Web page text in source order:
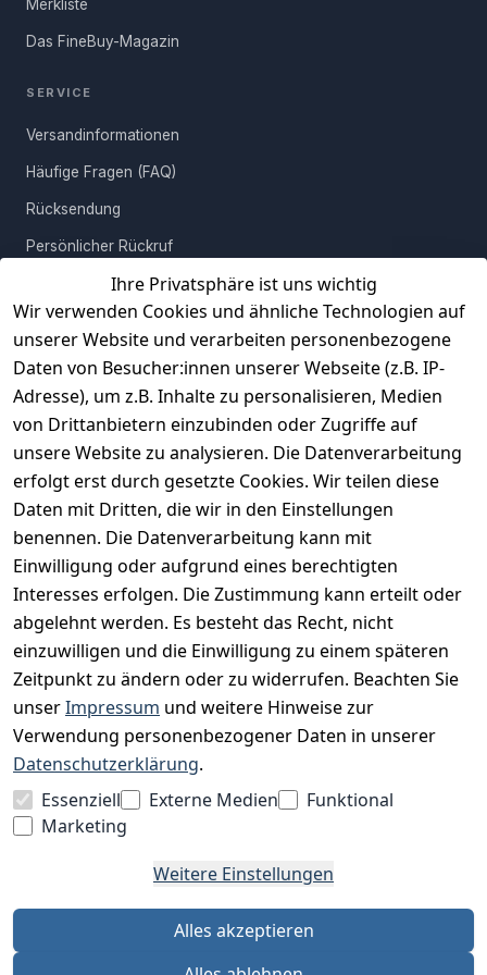
Ihre Privatsphäre ist uns wichtig
Wir verwenden Cookies und ähnliche Technologien auf
unserer Website und verarbeiten personenbezogene
Daten von Besucher:innen unserer Webseite (z.B. IP-
Adresse), um z.B. Inhalte zu personalisieren, Medien
von Drittanbietern einzubinden oder Zugriffe auf
unsere Website zu analysieren. Die Datenverarbeitung
erfolgt erst durch gesetzte Cookies. Wir teilen diese
Daten mit Dritten, die wir in den Einstellungen
benennen. Die Datenverarbeitung kann mit
Einwilligung oder aufgrund eines berechtigten
Interesses erfolgen. Die Zustimmung kann erteilt oder
abgelehnt werden. Es besteht das Recht, nicht
einzuwilligen und die Einwilligung zu einem späteren
Zeitpunkt zu ändern oder zu widerrufen. Beachten Sie
unserImpressum und weitere Hinweise zur
Verwendung personenbezogener Daten in unserer
Datenschutzerklärung.
Essenziell
Externe Medien
Funktional
Marketing
Weitere Einstellungen
Alles akzeptieren
Merkliste
Das FineBuy-Magazin
SERVICE
Versandinformationen
Häufige Fragen (FAQ)
Rücksendung
Persönlicher Rückruf
Erfahrungen
Vertrag widerrufen
INFORMATIONEN
Widerrufsrecht
Datenschutz
Unser Unternehmen
Charity & Wohltätigkeit
BESUCHE UNS
BEQUEM BEZAHLEN MIT
WIR VERSENDEN MIT